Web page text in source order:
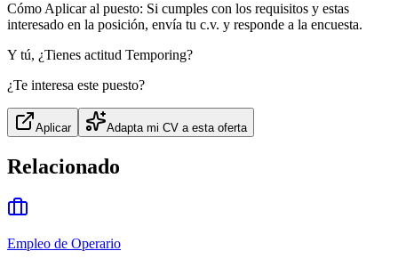
Cómo Aplicar al puesto: Si cumples con los requisitos y estas
interesado en la posición, envía tu c.v. y responde a la encuesta.
Y tú, ¿Tienes actitud Temporing?
¿Te interesa este puesto?
Aplicar Adapta mi CV a esta oferta
Relacionado
Empleo de Operario